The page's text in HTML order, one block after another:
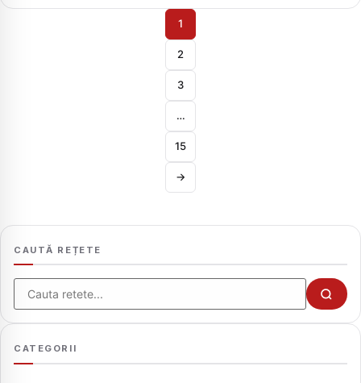
1
2
3
…
15
→
CAUTĂ REȚETE
Cauta
CATEGORII